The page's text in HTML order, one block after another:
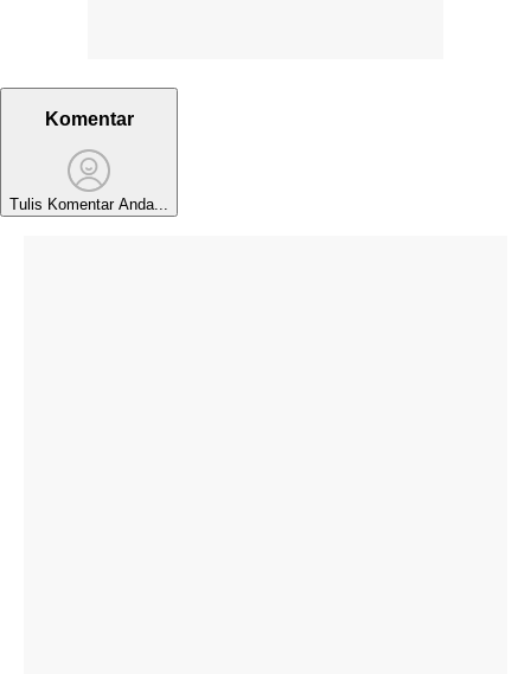
Komentar
Tulis Komentar Anda...